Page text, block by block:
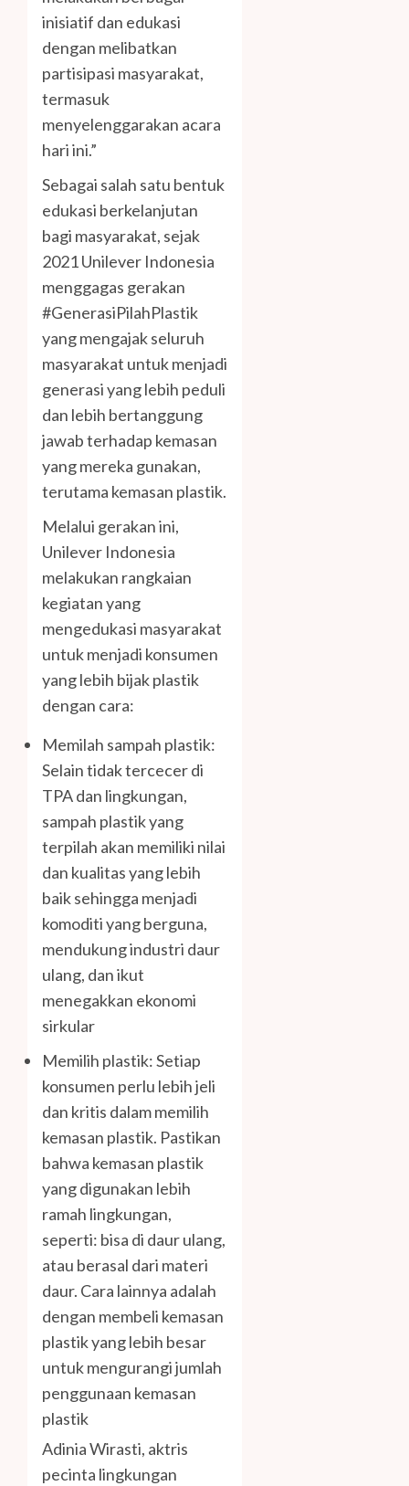
inisiatif dan edukasi
dengan melibatkan
partisipasi masyarakat,
termasuk
menyelenggarakan acara
hari ini.”
Sebagai salah satu bentuk
edukasi berkelanjutan
bagi masyarakat, sejak
2021 Unilever Indonesia
menggagas gerakan
#GenerasiPilahPlastik
yang mengajak seluruh
masyarakat untuk menjadi
generasi yang lebih peduli
dan lebih bertanggung
jawab terhadap kemasan
yang mereka gunakan,
terutama kemasan plastik.
Melalui gerakan ini,
Unilever Indonesia
melakukan rangkaian
kegiatan yang
mengedukasi masyarakat
untuk menjadi konsumen
yang lebih bijak plastik
dengan cara:
Memilah sampah plastik:
Selain tidak tercecer di
TPA dan lingkungan,
sampah plastik yang
terpilah akan memiliki nilai
dan kualitas yang lebih
baik sehingga menjadi
komoditi yang berguna,
mendukung industri daur
ulang, dan ikut
menegakkan ekonomi
sirkular
Memilih plastik: Setiap
konsumen perlu lebih jeli
dan kritis dalam memilih
kemasan plastik. Pastikan
bahwa kemasan plastik
yang digunakan lebih
ramah lingkungan,
seperti: bisa di daur ulang,
atau berasal dari materi
daur. Cara lainnya adalah
dengan membeli kemasan
plastik yang lebih besar
untuk mengurangi jumlah
penggunaan kemasan
plastik
Adinia Wirasti, aktris
pecinta lingkungan